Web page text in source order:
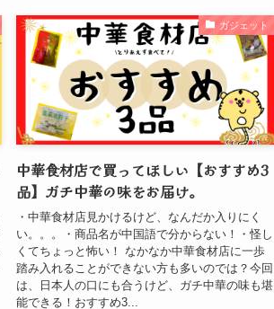
ガジェット
中華食材店で買ってほしい【おすすめ3
品】ガチ中華の味をお届け。
・中華食材店見かけるけど、なんだか入りにく
い。。。・商品名が中国語で分からない！・怪し
くてちょっと怖い！ なかなか中華食材店に一歩
踏み入れることができない方も多いのでは？今回
は、日本人の口にも合うけど、ガチ中華の味も堪
能できる！おすすめ3...